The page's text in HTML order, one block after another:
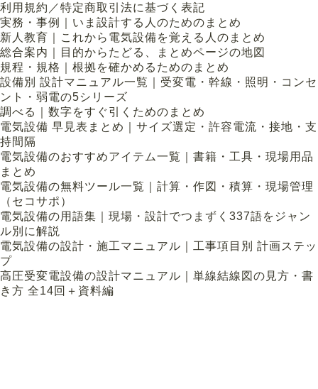
利用規約／特定商取引法に基づく表記
実務・事例｜いま設計する人のためのまとめ
新人教育｜これから電気設備を覚える人のまとめ
総合案内｜目的からたどる、まとめページの地図
規程・規格｜根拠を確かめるためのまとめ
設備別 設計マニュアル一覧｜受変電・幹線・照明・コンセ
ント・弱電の5シリーズ
調べる｜数字をすぐ引くためのまとめ
電気設備 早見表まとめ｜サイズ選定・許容電流・接地・支
持間隔
電気設備のおすすめアイテム一覧｜書籍・工具・現場用品
まとめ
電気設備の無料ツール一覧｜計算・作図・積算・現場管理
（セコサポ）
電気設備の用語集｜現場・設計でつまずく337語をジャン
ル別に解説
電気設備の設計・施工マニュアル｜工事項目別 計画ステッ
プ
高圧受変電設備の設計マニュアル｜単線結線図の見方・書
き方 全14回＋資料編